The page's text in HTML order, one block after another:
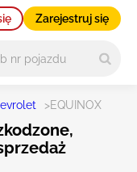
Zarejestruj się
>EQUINOX